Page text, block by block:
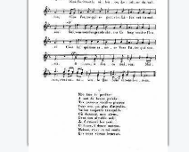
O douce o douce
maison